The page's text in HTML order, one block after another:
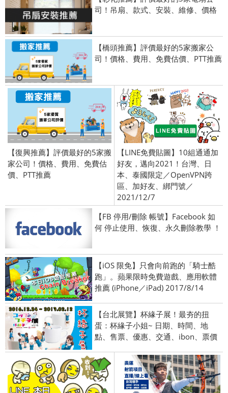
司！吊扇、款式、安裝、維修、價格
【橋頭推薦】評價最好的5家搬家公
司！價格、費用、免費估價、PTT推薦
【復興推薦】評價最好的5家搬
家公司！價格、費用、免費估
價、PTT推薦
【LINE免費貼圖】10組通通加
好友，邁向2021！台灣、日
本、泰國限定／OpenVPN跨
區、加好友、綁門號／
2021/12/7
【FB 停用/刪除 帳號】Facebook 如
何 停止使用、恢復、永久刪除教學 ！
【iOS 限免】只會向前跑的「騎士酷
跑」。蘋果限時免費遊戲、應用軟體
推薦 (iPhone／iPad) 2017/8/14
【台北展覽】杯緣子展！最夯的扭
蛋：杯緣子小姐~ 日期、時間、地
點、售票、優惠、交通、ibon、票價